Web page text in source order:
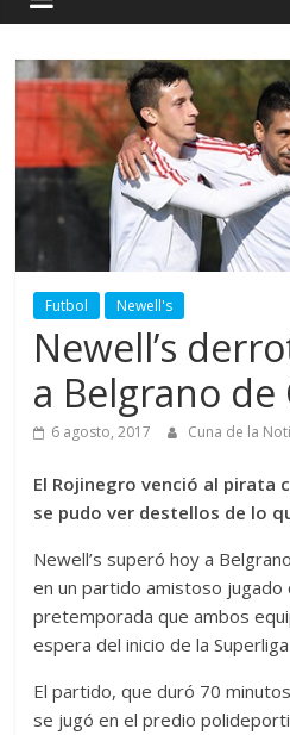
Futbol Newell's
Newell’s
a Belgrano de
6 agosto, 2017 Cuna de la
El Rojinegro venció al pirata
se pudo ver destellos de lo
Newell’s superó hoy a
en un partido amistoso jugado
pretemporada que ambos
espera del inicio de la
El partido, que duró 70
se jugó en el predio